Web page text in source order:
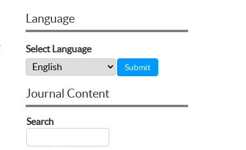
Language
Select Language
Journal Content
Search